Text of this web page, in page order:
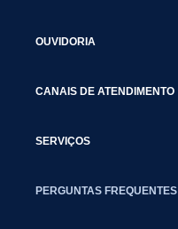
OUVIDORIA
CANAIS DE ATENDIMENTO
SERVIÇOS
PERGUNTAS FREQUENTES